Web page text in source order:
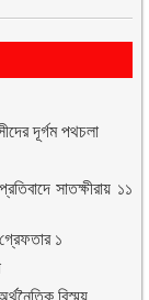
দূর্গম পথচলা
সাতক্ষীরায় ১১
১
বিস্ময়